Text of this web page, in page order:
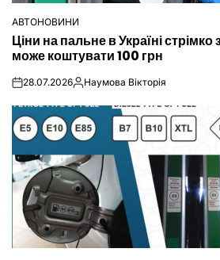
ОПУБЛІКУВАТИ
У
АВТОНОВИНИ
Ціни на пальне в Україні
може коштувати 100 грн
on28.07.2026Опубліковано
Наумова Вікторія